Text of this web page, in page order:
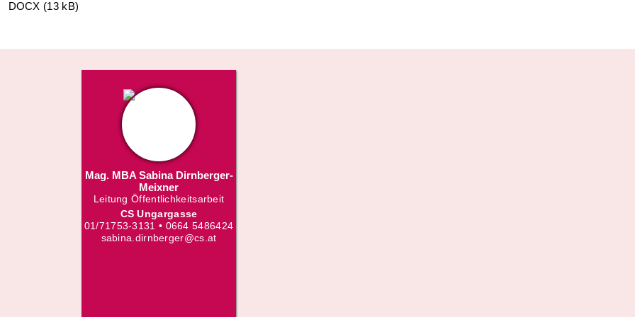
DOCX (13 kB)
Mag. MBA Sabina Dirnberger-
Meixner
Leitung Öffentlichkeitsarbeit
CS Ungargasse
01/71753-3131 • 0664 5486424
sabina.dirnberger@cs.at